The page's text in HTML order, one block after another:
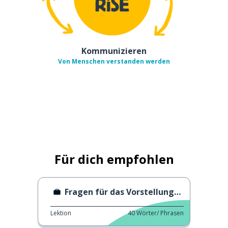
Kommunizieren
Von Menschen verstanden werden
Für dich empfohlen
Fragen für das Vorstellungsgespräch
Lektion 40Wörter/ Phrasen